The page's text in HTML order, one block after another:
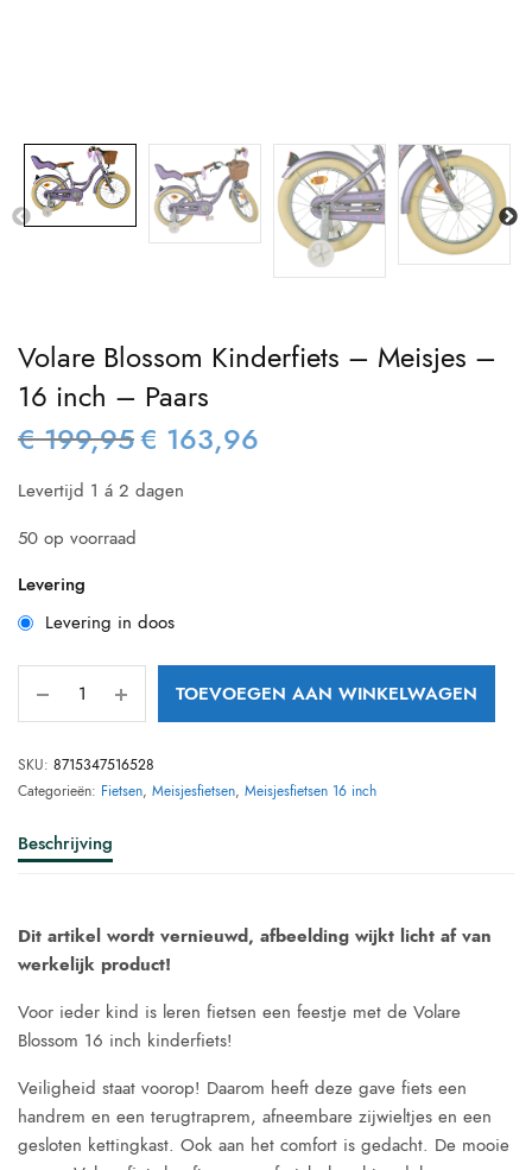
Volare Blossom Kinderfiets – Meisjes –
16 inch – Paars
€199,95 Oorspronkelijke
€ 199,95.
€ 163,96
Levertijd 1 á 2 dagen
50 op voorraad
Levering
Levering in doos
TOEVOEGEN AAN WINKELWAGEN
SKU: 8715347516528
Categorieën: Fietsen, Meisjesfietsen, Meisjesfietsen 16 inch
Beschrijving
Dit artikel wordt vernieuwd, afbeelding wijkt licht af van
werkelijk product!
Voor ieder kind is leren fietsen een feestje met de Volare
Blossom 16 inch kinderfiets!
Veiligheid staat voorop! Daarom heeft deze gave fiets een
handrem en een terugtraprem, afneembare zijwieltjes en een
gesloten kettingkast. Ook aan het comfort is gedacht. De mooie